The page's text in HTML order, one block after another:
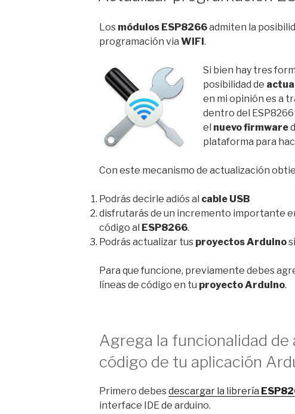
Los módulos ESP8266admiten la
programación viaWIFI.
Si bien hay tres
posibilidad de
en mi opinión es a
dentro del
el nuevo firmware
plataforma para
Con este mecanismo de actualización
Podrás decirle adiós al cable USB
disfrutarás de un incremento importante
código al ESP8266.
Podrás actualizar tus proyectos Arduino
Para que funcione, previamente debes
líneas de código en tu proyecto Arduino.
Agrega la funcionalidad de
código de tu aplicación
Primero debesdescargar la librería
interface IDE de arduino.